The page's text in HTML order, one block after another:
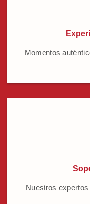
Momentos
Nuestros